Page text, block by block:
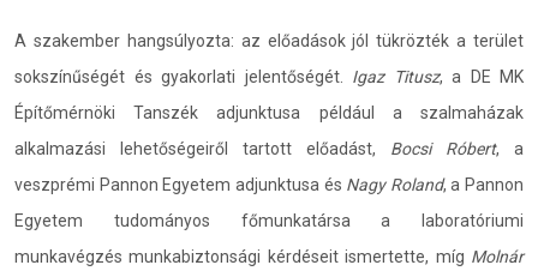
A szakember hangsúlyozta: az előadások jól tükrözték a terület
sokszínűségét és gyakorlati jelentőségét. Igaz Titusz, a DE MK
Építőmérnöki Tanszék adjunktusa például a szalmaházak
alkalmazási lehetőségeiről tartott előadást, Bocsi Róbert, a
veszprémi Pannon Egyetem adjunktusa és Nagy Roland, a Pannon
Egyetem tudományos főmunkatársa a laboratóriumi
munkavégzés munkabiztonsági kérdéseit ismertette, míg Molnár